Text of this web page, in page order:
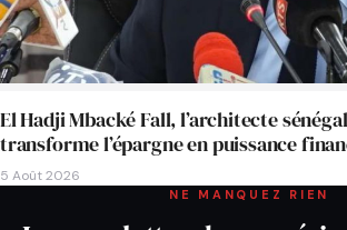
El Hadji Mbacké Fall, l’architecte
transforme l’épargne en puissance
5 Août 2026
NE MANQUEZ RIEN